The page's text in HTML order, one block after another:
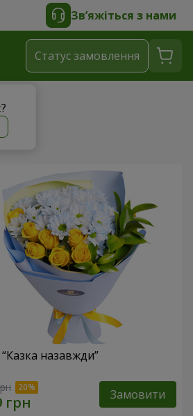
Зв’яжіться з нами
?
Статус замовлення
назавжди”
Замовити